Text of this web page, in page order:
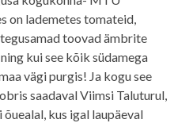
on lademetes tomateid,
toovad ämbrite
kui see kõik südamega
vägi purgis! Ja kogu see
saadaval Viimsi Taluturul,
kus igal laupäeval